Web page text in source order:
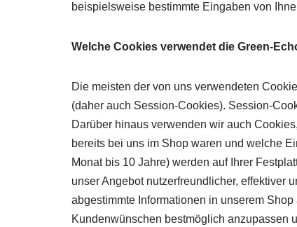
beispielsweise bestimmte Eingaben von
Welche Cookies verwendet die Green-
Die meisten der von uns verwendeten
(daher auch Session-Cookies). Session-
Darüber hinaus verwenden wir auch
bereits bei uns im Shop waren und welche
Monat bis 10 Jahre) werden auf Ihrer
unser Angebot nutzerfreundlicher, effektiver
abgestimmte Informationen in unserem
Kundenwünschen bestmöglich anzupassen